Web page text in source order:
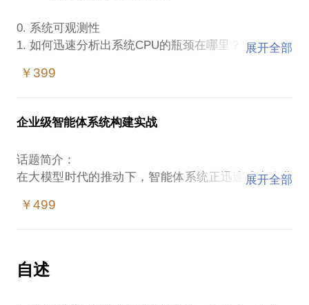
微服务核心模式
微服务化指导原则
微服务开发框架
例子：案例
约见后提供一份本人编撰的《微服务理论体系》材料
0. 系统可观测性
1. 如何迅速分析出系统CPU的瓶颈在哪里？
3. 如何迅速分析出系统 I/O 的瓶颈在哪里？
5. 火焰图
99. 分析性能问题的一般步骤
Linux 中使用 Tuned 进行性能优化
Profiling JVM Applications in Production
使用 perf-tools 做性能分析
展开全部
￥399
企业级智能体系统构建实战
话题简介：
在大模型时代的推动下，智能体系统正迅速成为企业
系统的理论基础、核心技术、工程实现及应用落地进
主要内容包括：
展开全部
￥499
自述